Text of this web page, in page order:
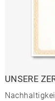
UNSERE